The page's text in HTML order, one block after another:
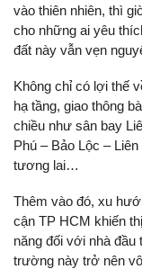
vào thiên nhiên, thì
cho những ai yêu
đất này vẫn vẹn
Không chỉ có lợi thế
hạ tầng, giao thông
chiều như sân bay
Phú – Bảo Lộc –
tương lai…
Thêm vào đó, xu
cận TP HCM khiến
năng đối với nhà đầu
trường này trở nên